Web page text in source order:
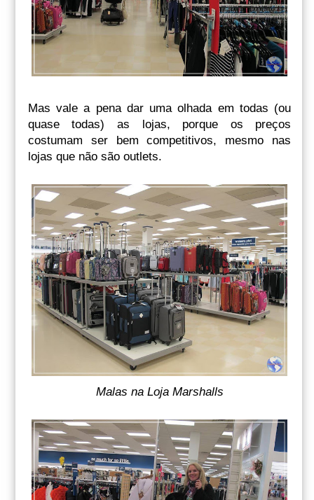
Mas vale a pena dar uma olhada em todas (ou
quase todas) as lojas, porque os preços
costumam ser bem competitivos, mesmo nas
lojas que não são outlets.
Malas na Loja Marshalls